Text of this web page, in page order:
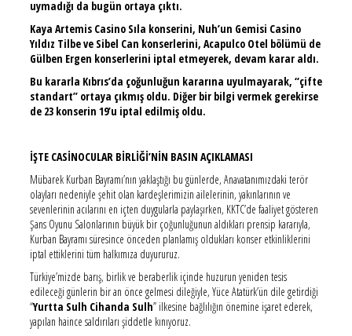
uymadığı da bugün ortaya çıktı.
Kaya Artemis Casino Sıla konserini, Nuh’un Gemisi Casino
Yıldız Tilbe ve Sibel Can konserlerini, Acapulco Otel bölümü de
Gülben Ergen konserlerini iptal etmeyerek, devam karar aldı.
Bu kararla Kıbrıs’da çoğunluğun kararına uyulmayarak, “çifte
standart” ortaya çıkmış oldu. Diğer bir bilgi vermek gerekirse
de 23 konserin 19’u iptal edilmiş oldu.
İŞTE CASİNOCULAR BİRLİĞİ’NİN BASIN AÇIKLAMASI
Mübarek Kurban Bayramı’nın yaklaştığı bu günlerde, Anavatanımızdaki terör
olayları nedeniyle şehit olan kardeşlerimizin ailelerinin, yakınlarının ve
sevenlerinin acılarını en içten duygularla paylaşırken, KKTC’de faaliyet gösteren
Şans Oyunu Salonlarının büyük bir çoğunluğunun aldıkları prensip kararıyla,
Kurban Bayramı süresince önceden planlamış oldukları konser etkinliklerini
iptal ettiklerini tüm halkımıza duyururuz.
Türkiye’mizde barış, birlik ve beraberlik içinde huzurun yeniden tesis
edileceği günlerin bir an önce gelmesi dileğiyle, Yüce Atatürk’ün dile getirdiği
“Yurtta Sulh Cihanda Sulh” ilkesine bağlılığın önemine işaret ederek,
yapılan haince saldırıları şiddetle kınıyoruz.